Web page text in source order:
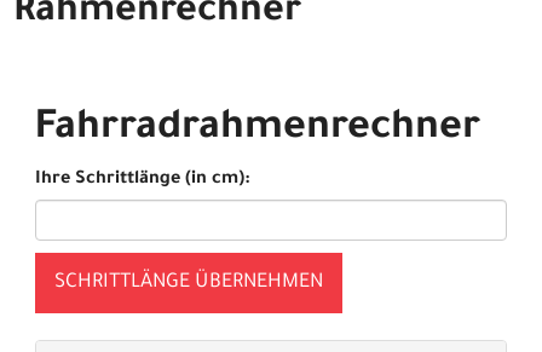
Rahmenrechner
Fahrradrahmenrechner
Ihre Schrittlänge (in cm):
SCHRITTLÄNGE ÜBERNEHMEN